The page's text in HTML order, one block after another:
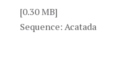
[0.30 MB]
Sequence: Acatada